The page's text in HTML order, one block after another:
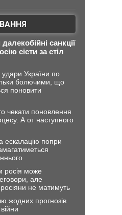
санкції
сісти за стіл
удари України по
болючими, що
поновити
чекати поновлення
А от наступного
ескалацію попри
росія може
але
не матимуть
жодних прогнозів